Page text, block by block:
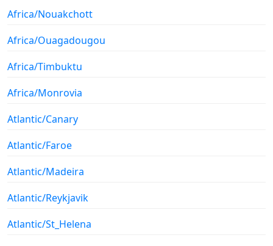
Africa/Nouakchott
Africa/Ouagadougou
Africa/Timbuktu
Africa/Monrovia
Atlantic/Canary
Atlantic/Faroe
Atlantic/Madeira
Atlantic/Reykjavik
Atlantic/St_Helena